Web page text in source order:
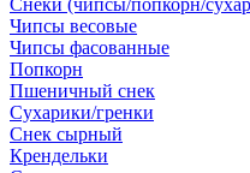
Снеки (чипсы/попкорн/
Чипсы весовые
Чипсы фасованные
Попкорн
Пшеничный снек
Сухарики/гренки
Снек сырный
Крендельки